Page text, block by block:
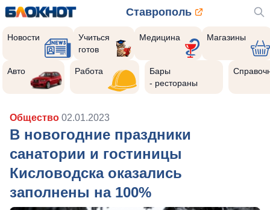
Ставрополь
Новости
Учиться
готов
Медицина Магазины
Авто Работа
Бары
- рестораны
Общество 02.01.2023
В новогодние праздники
санатории и гостиницы
Кисловодска оказались
заполнены на 100%